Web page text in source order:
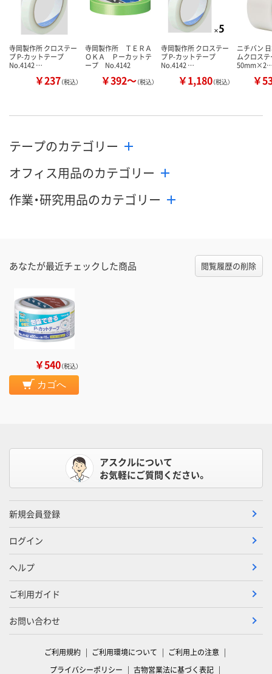
カゴへ カゴへ カ
寺岡製作所 クロステー
プ P-カットテープ
No.4142 …
￥237（税込）
寺岡製作所 ＴＥＲＡ
ＯＫＡ Ｐーカットテ
ープ No.4142
￥392～（税込）
寺岡製作所 クロステー
プ P-カットテープ
No.4142 …
￥1,180（税込）
ニチバン
ムクロス
￥
テープのカテゴリー
オフィス用品のカテゴリー
作業・研究用品のカテゴリー
あなたが最近チェックした商品 閲覧履歴の削除
￥540（税込）
カゴへ
アスクルについて
お気軽にご質問ください。
新規会員登録
ログイン
ヘルプ
ご利用ガイド
お問い合わせ
ご利用規約 ご利用環境について
ご利用上の注意
プライバシーポリシー
古物営業法に基づく表記